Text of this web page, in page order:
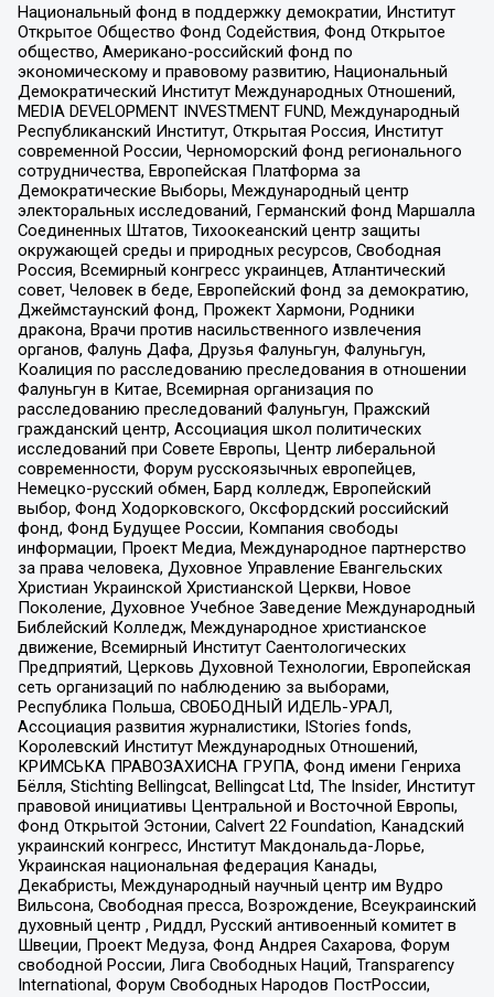
Национальный фонд в поддержку демократии, Институт
Открытое Общество Фонд Содействия, Фонд Открытое
общество, Американо-российский фонд по
экономическому и правовому развитию, Национальный
Демократический Институт Международных Отношений,
MEDIA DEVELOPMENT INVESTMENT FUND, Международный
Республиканский Институт, Открытая Россия, Институт
современной России, Черноморский фонд регионального
сотрудничества, Европейская Платформа за
Демократические Выборы, Международный центр
электоральных исследований, Германский фонд Маршалла
Соединенных Штатов, Тихоокеанский центр защиты
окружающей среды и природных ресурсов, Свободная
Россия, Всемирный конгресс украинцев, Атлантический
совет, Человек в беде, Европейский фонд за демократию,
Джеймстаунский фонд, Прожект Хармони, Родники
дракона, Врачи против насильственного извлечения
органов, Фалунь Дафа, Друзья Фалуньгун, Фалуньгун,
Коалиция по расследованию преследования в отношении
Фалуньгун в Китае, Всемирная организация по
расследованию преследований Фалуньгун, Пражский
гражданский центр, Ассоциация школ политических
исследований при Совете Европы, Центр либеральной
современности, Форум русскоязычных европейцев,
Немецко-русский обмен, Бард колледж, Европейский
выбор, Фонд Ходорковского, Оксфордский российский
фонд, Фонд Будущее России, Компания свободы
информации, Проект Медиа, Международное партнерство
за права человека, Духовное Управление Евангельских
Христиан Украинской Христианской Церкви, Новое
Поколение, Духовное Учебное Заведение Международный
Библейский Колледж, Международное христианское
движение, Всемирный Институт Саентологических
Предприятий, Церковь Духовной Технологии, Европейская
сеть организаций по наблюдению за выборами,
Республика Польша, СВОБОДНЫЙ ИДЕЛЬ-УРАЛ,
Ассоциация развития журналистики, IStories fonds,
Королевский Институт Международных Отношений,
КРИМСЬКА ПРАВОЗАХИСНА ГРУПА, Фонд имени Генриха
Бёлля, Stichting Bellingcat, Bellingcat Ltd, The Insider, Институт
правовой инициативы Центральной и Восточной Европы,
Фонд Открытой Эстонии, Calvert 22 Foundation, Канадский
украинский конгресс, Институт Макдональда-Лорье,
Украинская национальная федерация Канады,
Декабристы, Международный научный центр им Вудро
Вильсона, Свободная пресса, Возрождение, Всеукраинский
духовный центр , Риддл, Русский антивоенный комитет в
Швеции, Проект Медуза, Фонд Андрея Сахарова, Форум
свободной России, Лига Свободных Наций, Transparеncy
International, Форум Свободных Народов ПостРоссии,